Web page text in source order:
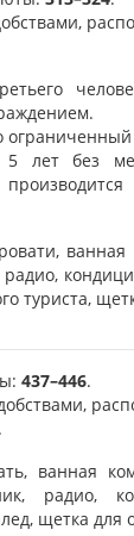
лет без
радио,
туриста,
437–446.
ванная
радио,
щетка для